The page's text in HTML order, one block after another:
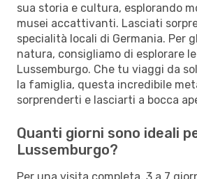
sua storia e cultura, esplorando
musei accattivanti. Lasciati
specialità locali di Germania. Per
natura, consigliamo di esplorare
Lussemburgo. Che tu viaggi da
la famiglia, questa incredibile
sorprenderti e lasciarti a bocca
Quanti giorni sono ideali
Lussemburgo?